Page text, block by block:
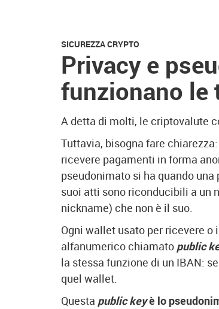
SICUREZZA CRYPTO
Privacy e
funzionano le
A detta di molti, le criptovalute
Tuttavia, bisogna fare
ricevere pagamenti in forma
pseudonimato si ha quando
suoi atti sono riconducibili a un
nickname) che non è il suo.
Ogni wallet usato per ricevere
alfanumerico chiamato public
la stessa funzione di un IBAN:
quel wallet.
Questa public keyè lo